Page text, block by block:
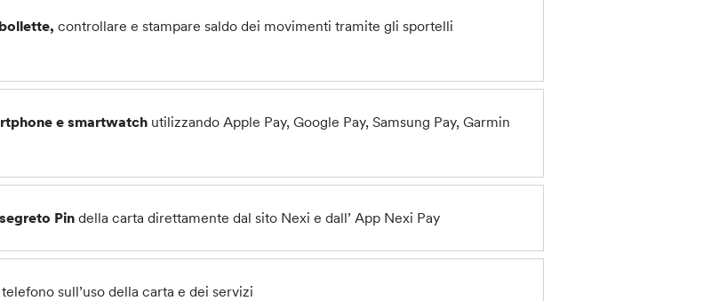
controllare e stampare saldo dei movimenti tramite gli sportelli
e smartwatch utilizzando Apple Pay, Google Pay, Samsung Pay, Garmin
Pindella carta direttamente dal sito Nexi e dall’ App Nexi Pay
sull’uso della carta e dei servizi